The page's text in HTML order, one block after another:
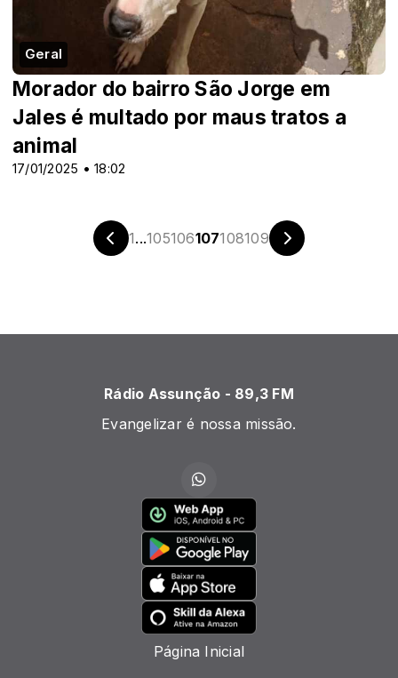
Geral
17/01/2025 • 18:02
Morador do bairro São Jorge em
Jales é multado por maus tratos a
animal
1...105106107108109
Rádio Assunção - 89,3 FM
Evangelizar é nossa missão.
Página Inicial